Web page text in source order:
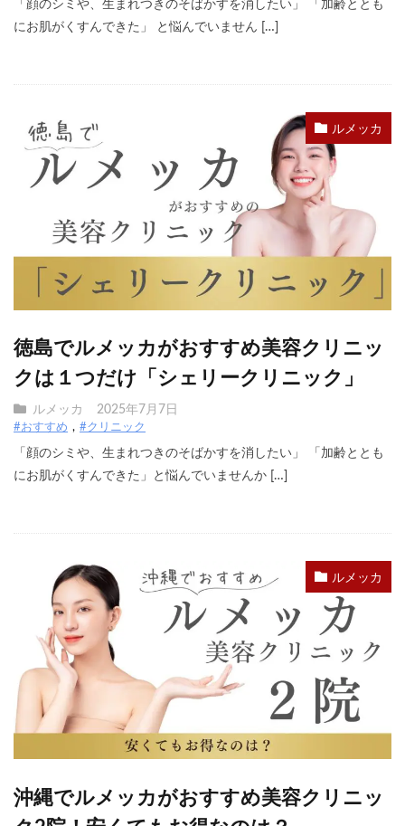
「顔のシミや、生まれつきのそばかすを消したい」 「加齢ととも
にお肌がくすんできた」 と悩んでいません […]
ルメッカ
徳島でルメッカがおすすめ美容クリニッ
クは１つだけ「シェリークリニック」
ルメッカ 2025年7月7日
#おすすめ #クリニック
「顔のシミや、生まれつきのそばかすを消したい」 「加齢ととも
にお肌がくすんできた」と悩んでいませんか […]
ルメッカ
沖縄でルメッカがおすすめ美容クリニッ